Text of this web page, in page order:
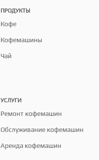
ПРОДУКТЫ
Кофе
Кофемашины
Чай
УСЛУГИ
Ремонт кофемашин
Обслуживание кофемашин
Аренда кофемашин